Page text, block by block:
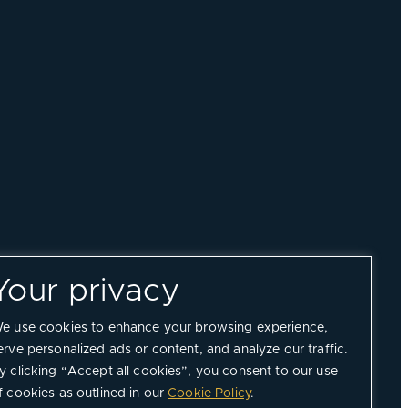
privacy
use cookies to enhance your browsing experience,
personalized ads or content, and analyze our traffic.
clicking “Accept all cookies”, you consent to our use
cookies as outlined in ourCookie Policy.